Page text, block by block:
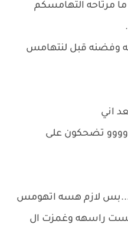
مرتاحه التهامسكم
وفضنه قبل لنتهامس
اني
تضحكون على
لازم هسه اتهومس
راسهه وغمزت ال